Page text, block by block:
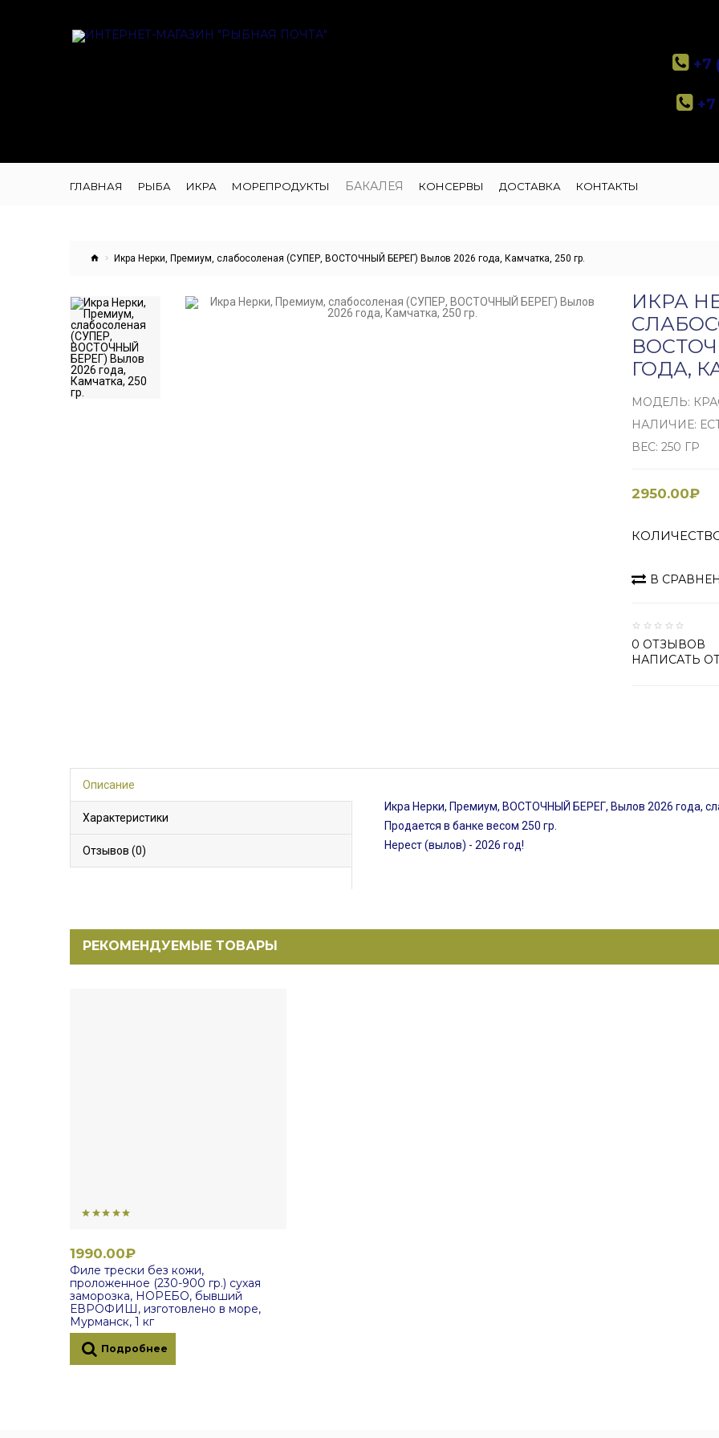
+7
+7
ГЛАВНАЯ РЫБА ИКРА МОРЕПРОДУКТЫ БАКАЛЕЯ КОНСЕРВЫ ДОСТАВКА КОНТАКТЫ
Икра Нерки, Премиум, слабосоленая (СУПЕР, ВОСТОЧНЫЙ БЕРЕГ) Вылов 2026 года, Камчатка, 250 гр.
ИКРА
ГОДА,
МОДЕЛЬ:
НАЛИЧИЕ:
ВЕС: 250 ГР
2950.00₽
В
0 ОТЗЫВОВ
НАПИСАТЬ
Описание
Характеристики
Отзывов (0)
Икра Нерки, Премиум, ВОСТОЧНЫЙ БЕРЕГ, Вылов 2026 года,
Продается в банке весом 250 гр.
Нерест (вылов) - 2026 год!
РЕКОМЕНДУЕМЫЕ ТОВАРЫ
1990.00₽
Филе трески без кожи,
проложенное (230-900 гр.) сухая
заморозка, НОРЕБО, бывший
ЕВРОФИШ, изготовлено в море,
Мурманск, 1 кг
Подробнее